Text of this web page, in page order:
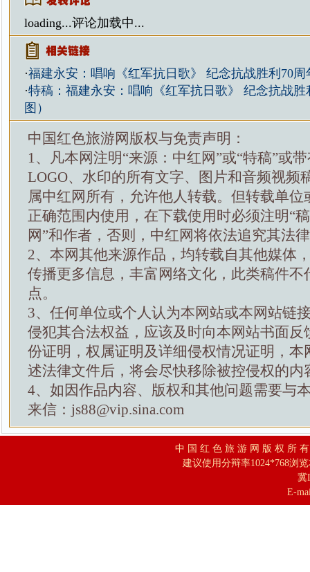
loading...评论加载中...
·福建永安：唱响《红军抗日歌》 纪念抗战胜利70周
·特稿：福建永安：唱响《红军抗日歌》 纪念抗战胜
图）
中国红色旅游网版权与免责声明：
1、凡本网注明“来源：中红网”或“特稿”或
LOGO、水印的所有文字、图片和音频视频
属中红网所有，允许他人转载。但转载单位
正确范围内使用，在下载使用时必须注明“
网”和作者，否则，中红网将依法追究其法
2、本网其他来源作品，均转载自其他媒体
传播更多信息，丰富网络文化，此类稿件不
点。
3、任何单位或个人认为本网站或本网站链
侵犯其合法权益，应该及时向本网站书面反
份证明，权属证明及详细侵权情况证明，本
述法律文件后，将会尽快移除被控侵权的内
4、如因作品内容、版权和其他问题需要与
来信：js88@vip.sina.com
中 国 红 色 旅 游 网 版 权 所
建议使用分辩率1024*768浏
冀
E-